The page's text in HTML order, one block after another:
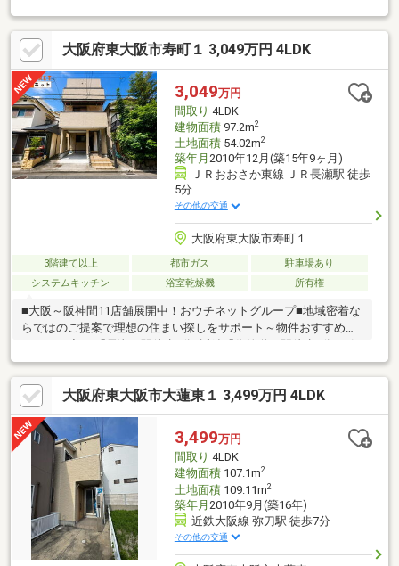
ー付き車庫1台分（車種による）です！●屋根裏収納付きで収納ス
ペースが豊富にあるのも嬉しいポイントです！●モニター付きイ
ンターホン、追い炊き機能、DK床暖房、食洗機、浴室乾燥機、温
水洗浄便座付きトイレ2ヵ所、室内洗濯機置場等の室内設備がござ
います！●2面バルコニーなので使い勝手が良く陽当たり良好で洗
濯物が乾きやすいです！●小中学校・スーパー・コンビニ・総合
病院・飲食店が徒歩10分圏内！
大阪府東大阪市寿町１ 3,049万円 4LDK
3,049万円
間取り 4LDK
建物面積97.2m2
土地面積54.02m2
築年月 2010年12月(築15年9ヶ月)
ＪＲおおさか東線 ＪＲ長瀬駅 徒歩
5分
その他の交通
大阪府東大阪市寿町１
3階建て以上 都市ガス
駐車場あり
システムキッチン
浴室乾燥機 所有権
■大阪～阪神間11店舗展開中！おウチネットグループ■地域密着な
らではのご提案で理想の住まい探しをサポート～物件おすすめポ
線利用可能◆大阪市内へアクセス良好で通勤・通学も快適♪◆令
和8年7月リフォーム完成予定！・水回り一式交換・屋根塗装・ク
ロス・フローリング貼替・白蟻点検・ハウスクリーニング実施
◆4LDK＋駐車スペース1台付き◆小・中学校まで徒歩7分以内◆
安心の2年間保証付きで入居後もサポート充実
大阪府東大阪市大蓮東１ 3,499万円 4LDK
3,499万円
間取り 4LDK
建物面積107.1m2
土地面積109.11m2
築年月 2010年9月(築16年)
近鉄大阪線 弥刀駅 徒歩7分
その他の交通